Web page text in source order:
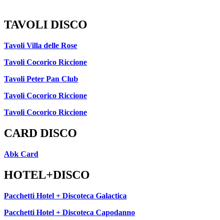
TAVOLI DISCO
Tavoli Villa delle Rose
Tavoli Cocorico Riccione
Tavoli Peter Pan Club
Tavoli Cocorico Riccione
Tavoli Cocorico Riccione
CARD DISCO
Abk Card
HOTEL+DISCO
Pacchetti Hotel + Discoteca Galactica
Pacchetti Hotel + Discoteca Capodanno